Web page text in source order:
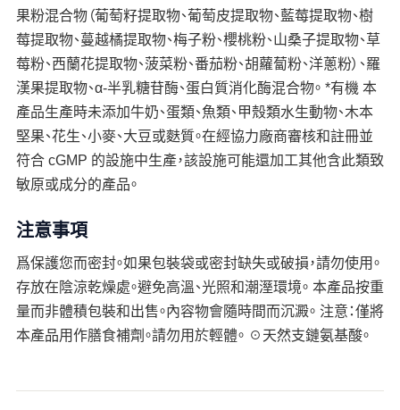
果粉混合物（葡萄籽提取物、葡萄皮提取物、藍莓提取物、樹
莓提取物、蔓越橘提取物、梅子粉、櫻桃粉、山桑子提取物、草
莓粉、西蘭花提取物、菠菜粉、番茄粉、胡蘿蔔粉、洋蔥粉）、羅
漢果提取物、α-半乳糖苷酶、蛋白質消化酶混合物。 *有機 本
產品生產時未添加牛奶、蛋類、魚類、甲殼類水生動物、木本
堅果、花生、小麥、大豆或麩質。在經協力廠商審核和註冊並
符合 cGMP 的設施中生產，該設施可能還加工其他含此類致
敏原或成分的產品。
注意事項
爲保護您而密封。如果包裝袋或密封缺失或破損，請勿使用。
存放在陰涼乾燥處。避免高溫、光照和潮溼環境。 本產品按重
量而非體積包裝和出售。內容物會隨時間而沉澱。 注意：僅將
本產品用作膳食補劑。請勿用於輕體。 ☉天然支鏈氨基酸。